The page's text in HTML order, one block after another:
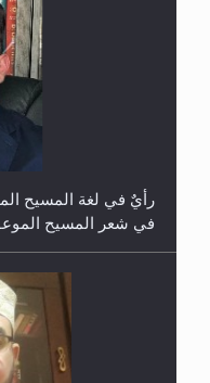
حفل توزيع الشهادات في
في شعر المسيح